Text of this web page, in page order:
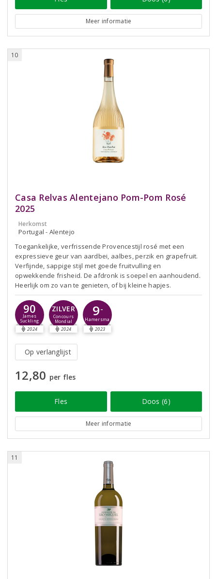
Meer informatie
10
Casa Relvas Alentejano Pom-Pom Rosé
2025
Herkomst
Portugal - Alentejo
Toegankelijke, verfrissende Provencestijl rosé met een
expressieve geur van aardbei, aalbes, perzik en grapefruit.
Verfijnde, sappige stijl met goede fruitvulling en
opwekkende frisheid. De afdronk is soepel en aanhoudend.
Heerlijk om zo van te genieten, of bij kleine hapjes.
90
James
Suckling
2024
ZILVER
Concours
Mondial
2024
9-
Hamersma
2023
Op verlanglijst
12,80 per fles
Fles Doos (6)
Meer informatie
11